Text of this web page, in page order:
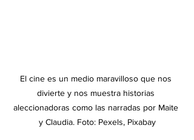
El cine es un medio maravilloso que nos
divierte y nos muestra historias
aleccionadoras como las narradas por Maite
y Claudia. Foto: Pexels, Pixabay